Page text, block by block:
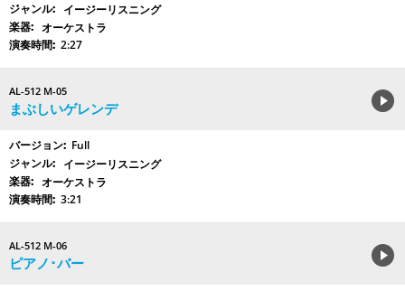
イージーリスニング
オーケストラ
2:27
AL-512 M-05
まぶしいゲレンデ
Full
イージーリスニング
オーケストラ
3:21
AL-512 M-06
ピアノ･バー